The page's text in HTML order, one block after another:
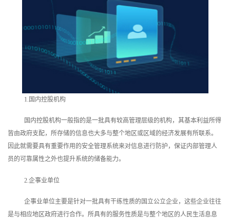
1.国内控股机构
国内控股机构一般指的是一批具有较高管理层级的机构，其基本利益所得
皆由政府支配，所存储的信息也大多与整个地区或区域的经济发展有所联系。
因此就需要具有重要作用的安全管理系统来对信息进行防护，保证内部管理人
员的可靠属性之外也提升系统的储备能力。
2.企事业单位
企事业单位主要是针对一批具有干练性质的国立公立企业，这些企业往往
是与相应地区政府进行合作。所具有的服务性质是与整个地区的人民生活息息